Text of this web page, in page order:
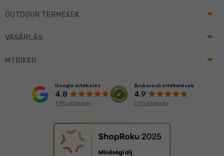
arrow_drop_up
OUTDOOR TERMÉKEK
arrow_drop_up
VÁSÁRLÁS
arrow_drop_up
MTBIKER
Google értékelés
4.8
4 792 értékelés
Árukereső értékelések
4.9
3 101 értékelés